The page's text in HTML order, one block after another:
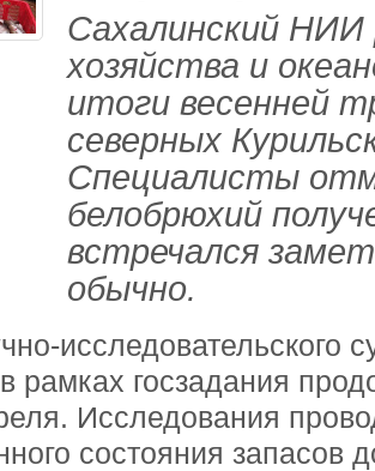
Сахалинский НИИ
хозяйства и
итоги весенней
северных
Специалисты
белобрюхий
встречался
обычно.
исследовательского
рамках госзадания
Исследования
состояния запасов